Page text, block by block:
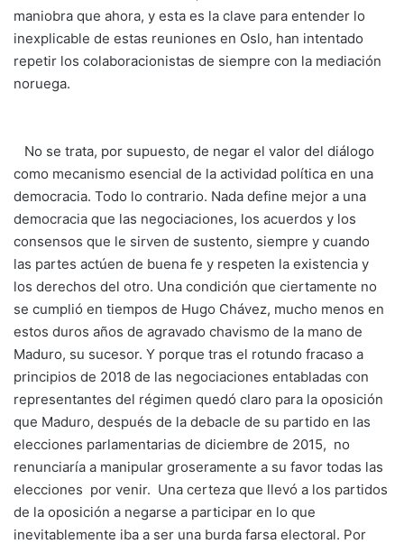
maniobra que ahora, y esta es la clave para entender lo
inexplicable de estas reuniones en Oslo, han intentado
repetir los colaboracionistas de siempre con la mediación
noruega.
No se trata, por supuesto, de negar el valor del diálogo
como mecanismo esencial de la actividad política en una
democracia. Todo lo contrario. Nada define mejor a una
democracia que las negociaciones, los acuerdos y los
consensos que le sirven de sustento, siempre y cuando
las partes actúen de buena fe y respeten la existencia y
los derechos del otro. Una condición que ciertamente no
se cumplió en tiempos de Hugo Chávez, mucho menos en
estos duros años de agravado chavismo de la mano de
Maduro, su sucesor. Y porque tras el rotundo fracaso a
principios de 2018 de las negociaciones entabladas con
representantes del régimen quedó claro para la oposición
que Maduro, después de la debacle de su partido en las
elecciones parlamentarias de diciembre de 2015, no
renunciaría a manipular groseramente a su favor todas las
elecciones por venir. Una certeza que llevó a los partidos
de la oposición a negarse a participar en lo que
inevitablemente iba a ser una burda farsa electoral. Por